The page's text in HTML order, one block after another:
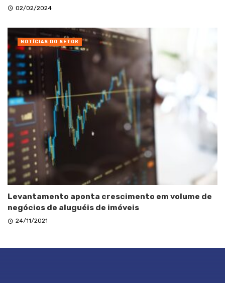
02/02/2024
Levantamento aponta crescimento em volume de
negócios de aluguéis de imóveis
24/11/2021
NOTÍCIAS DO SETOR